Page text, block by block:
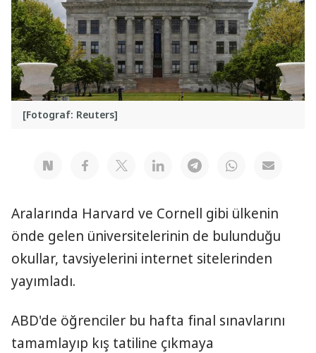
[Fotograf: Reuters]
Aralarında Harvard ve Cornell gibi ülkenin
önde gelen üniversitelerinin de bulunduğu
okullar, tavsiyelerini internet sitelerinden
yayımladı.
ABD'de öğrenciler bu hafta final sınavlarını
tamamlayıp kış tatiline çıkmaya